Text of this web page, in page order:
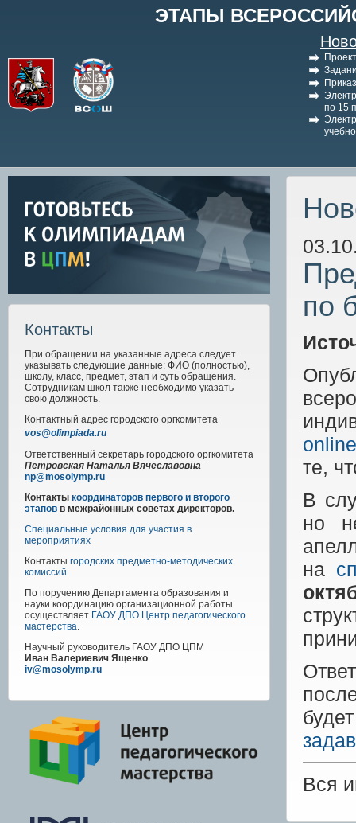
ЭТАПЫ
по 15
Контакты
При обращении на указанные адреса следует
указывать следующие данные: ФИО (полностью),
школу, класс, предмет, этап и суть обращения.
Сотрудникам школ также необходимо указать
свою должность.
Контактный адрес городского оргкомитета
vos@olimpiada.ru
Ответственный секретарь городского оргкомитета
Петровская Наталья Вячеславовна
np@mosolymp.ru
Контакты координаторов первого и второго
этапов в межрайонных советах директоров.
Специальные условия для участия в
мероприятиях
Контакты городских предметно-методических
комиссий.
По поручению Департамента образования и
науки координацию организационной работы
осуществляет ГАОУ ДПО Центр педагогического
мастерства.
Научный руководитель ГАОУ ДПО ЦПМ
Иван Валериевич Ященко
iv@mosolymp.ru
по
те,
В
но
на
Вся